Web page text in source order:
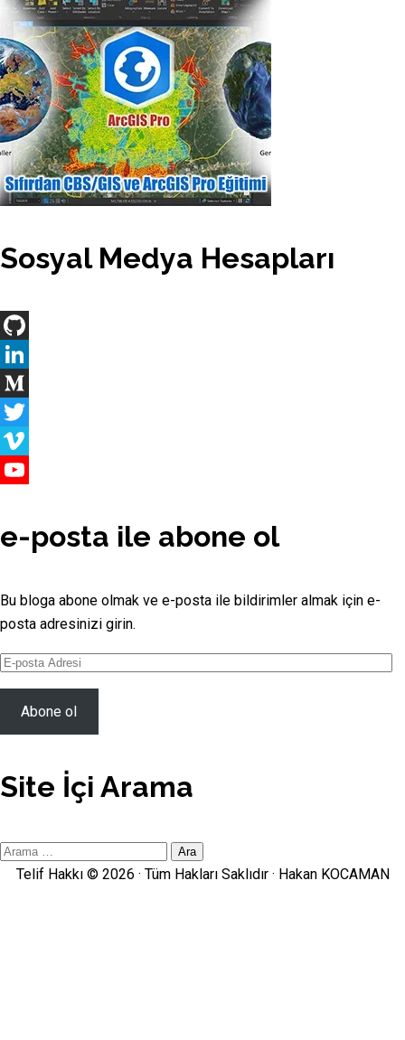
Sosyal Medya Hesapları
GitHub
LinkedIn
Medium
Twitter
Vimeo
Channel
e-posta ile abone ol
Bu bloga abone olmak ve e-posta ile bildirimler almak için e-
posta adresinizi girin.
E-
posta
AdresiAbone ol
Site İçi Arama
Site
Telif Hakkı © 2026 · Tüm Hakları Saklıdır · Hakan KOCAMAN